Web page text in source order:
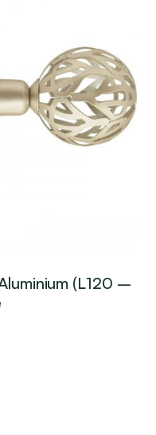
(L120 –